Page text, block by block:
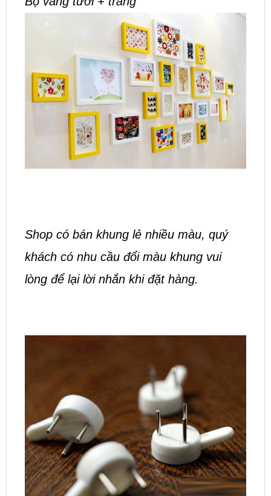
Shop có bán khung lẻ nhiều màu, quý
khách có nhu cầu đổi màu khung vui
lòng để lại lời nhắn khi đặt hàng.